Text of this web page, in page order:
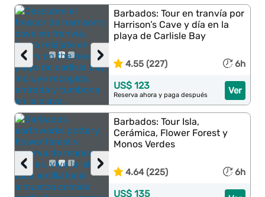
›
‹
Barbados: Tour en tranvía por
Harrison’s Cave y día en la
playa de Carlisle Bay
4.55 (227) 6h
Ver
US$ 123
Reserva ahora y paga después
›
‹
Barbados: Tour Isla,
Cerámica, Flower Forest y
Monos Verdes
4.64 (225) 6h
US$ 135